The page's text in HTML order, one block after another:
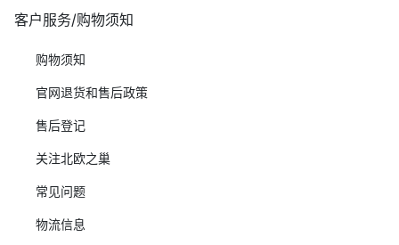
客户服务/购物须知
购物须知
官网退货和售后政策
售后登记
关注北欧之巢
常见问题
物流信息